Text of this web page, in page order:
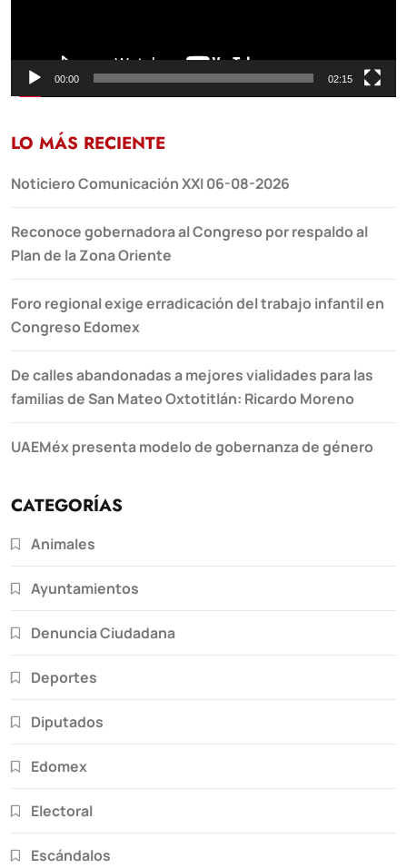
00:00 02:15
LO MÁS RECIENTE
Noticiero Comunicación XXI 06-08-2026
Reconoce gobernadora al Congreso por respaldo al
Plan de la Zona Oriente
Foro regional exige erradicación del trabajo infantil en
Congreso Edomex
De calles abandonadas a mejores vialidades para las
familias de San Mateo Oxtotitlán: Ricardo Moreno
UAEMéx presenta modelo de gobernanza de género
CATEGORÍAS
Animales
Ayuntamientos
Denuncia Ciudadana
Deportes
Diputados
Edomex
Electoral
Escándalos